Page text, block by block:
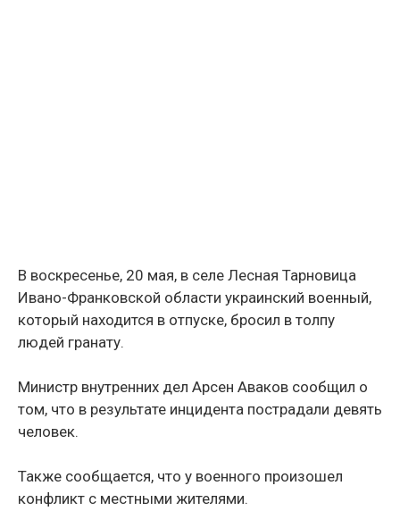
В воскресенье, 20 мая, в селе Лесная Тарновица
Ивано-Франковской области украинский военный,
который находится в отпуске, бросил в толпу
людей гранату.
Министр внутренних дел Арсен Аваков сообщил о
том, что в результате инцидента пострадали девять
человек.
Также сообщается, что у военного произошел
конфликт с местными жителями.